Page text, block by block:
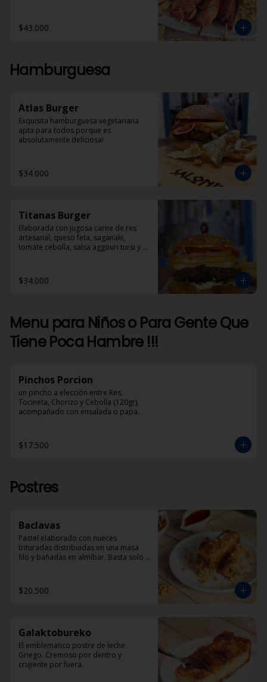
$43.000
Hamburguesa
Atlas Burger
Exquisita hamburguesa vegetariana
apta para todos porque es
absolutamente deliciosa!
$34.000
Titanas Burger
Elaborada con jugosa carne de res
artesanal, queso feta, saganaki,
tomate cebolla, salsa aggouri tursi y
$34.000
Menu para Niños o Para Gente Que
Tiene Poca Hambre !!!
Pinchos Porcion
un pincho a elección entre Res,
Tocineta, Chorizo y Cebolla (120gr),
acompañado con ensalada o papa.
$17.500
Postres
Baclavas
Pastel elaborado con nueces
trituradas distribuidas en una masa
filo y bañadas en almíbar. Basta solo
$20.500
Galaktobureko
El emblematico postre de leche
Griego. Cremoso por dentro y
crujiente por fuera.